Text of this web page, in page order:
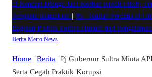
di Kendari Diduga Jadi Korban Kredit Fiktif,
Sengketa Kendaraan
#5 - Kuliah Perdana di
Bagikan Praktik Politik Hukum dari
Berita Metro News
Home | Berita | Pj Gubernur Sultra Minta
Serta Cegah Praktik Korupsi